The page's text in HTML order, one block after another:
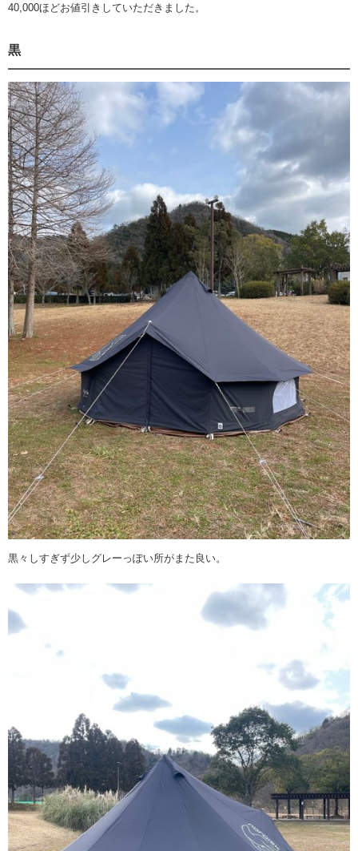
40,000ほどお値引きしていただきました。
黒
黒々しすぎず少しグレーっぽい所がまた良い。